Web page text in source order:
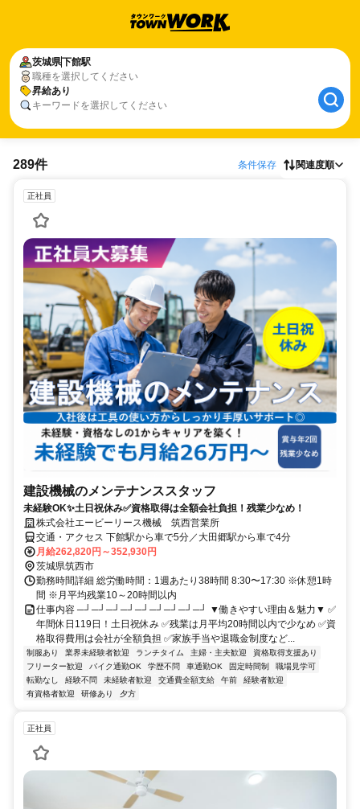
茨城県下館駅
職種を選択してください
昇給あり
キーワードを選択してください
289件 条件保存 関連度順
正社員
建設機械のメンテナンススタッフ
未経験OK✨土日祝休み✅資格取得は全額会社負担！残業少なめ！
株式会社エービーリース機械 筑西営業所
交通・アクセス 下館駅から車で5分／大田郷駅から車で4分
月給262,820円～352,930円
茨城県筑西市
勤務時間詳細 総労働時間：1週あたり38時間 8:30〜17:30 ※休憩1時
間 ※月平均残業10～20時間以内
仕事内容 ─┘─┘─┘─┘─┘─┘─┘─┘─┘ ▼働きやすい理由＆魅力▼ ✅
年間休日119日！土日祝休み ✅残業は月平均20時間以内で少なめ ✅資
格取得費用は会社が全額負担 ✅家族手当や退職金制度など...
制服あり 業界未経験者歓迎 ランチタイム 主婦・主夫歓迎
資格取得支援あり
フリーター歓迎
バイク通勤OK 学歴不問 車通勤OK 固定時間制
職場見学可
転勤なし
経験不問 未経験者歓迎 交通費全額支給 午前
経験者歓迎
有資格者歓迎
研修あり 夕方
正社員